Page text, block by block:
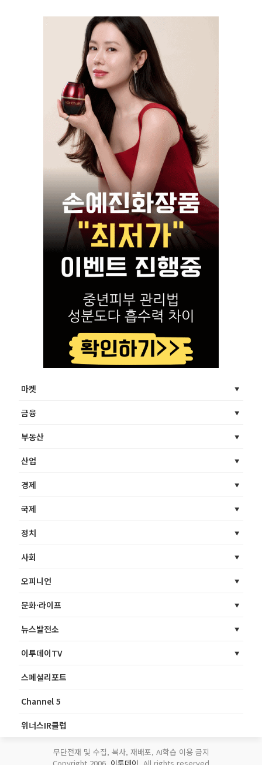
마켓
금융
부동산
산업
경제
국제
정치
사회
오피니언
문화·라이프
뉴스발전소
이투데이TV
스페셜리포트
Channel 5
위너스IR클럽
무단전재 및 수집, 복사, 재배포, AI학습 이용 금지